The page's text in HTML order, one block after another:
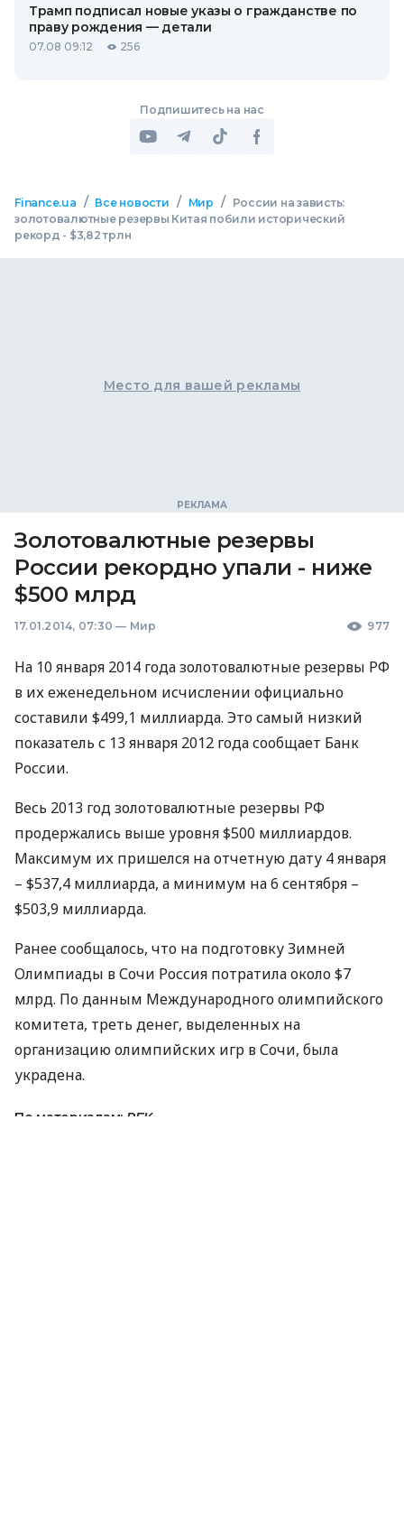
Трамп подписал новые указы о гражданстве по
праву рождения — детали
07.08 09:12 256
Подпишитесь на нас
Finance.ua / Все новости / Мир /
России на зависть:
золотовалютные резервы Китая побили исторический
рекорд - $3,82 трлн
Место для вашей рекламы
Золотовалютные резервы
России рекордно упали - ниже
$500 млрд
17.01.2014, 07:30 — Мир 977
На 10 января 2014 года золотовалютные резервы РФ
в их еженедельном исчислении официально
составили $499,1 миллиарда. Это самый низкий
показатель с 13 января 2012 года сообщает Банк
России.
Весь 2013 год золотовалютные резервы РФ
продержались выше уровня $500 миллиардов.
Максимум их пришелся на отчетную дату 4 января
– $537,4 миллиарда, а минимум на 6 сентября –
$503,9 миллиарда.
Ранее сообщалось, что на подготовку Зимней
Олимпиады в Сочи Россия потратила около $7
млрд. По данным Международного олимпийского
комитета, треть денег, выделенных на
организацию олимпийских игр в Сочи, была
украдена.
По материалам: РБК